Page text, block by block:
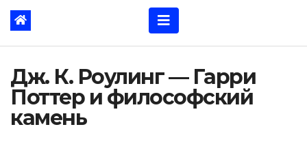
Дж. К. Роулинг — Гарри
Поттер и философский
камень